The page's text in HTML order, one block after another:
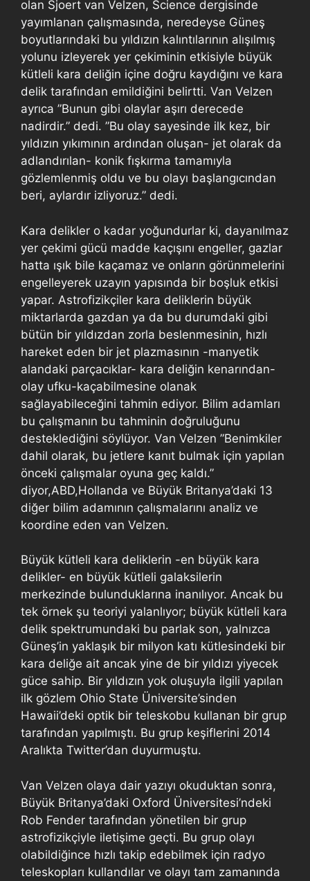
olan Sjoert van Velzen, Science dergisinde
yayımlanan çalışmasında, neredeyse Güneş
boyutlarındaki bu yıldızın kalıntılarının alışılmış
yolunu izleyerek yer çekiminin etkisiyle büyük
kütleli kara deliğin içine doğru kaydığını ve kara
delik tarafından emildiğini belirtti. Van Velzen
ayrıca ”Bunun gibi olaylar aşırı derecede
nadirdir.” dedi. ”Bu olay sayesinde ilk kez, bir
yıldızın yıkımının ardından oluşan- jet olarak da
adlandırılan- konik fışkırma tamamıyla
gözlemlenmiş oldu ve bu olayı başlangıcından
beri, aylardır izliyoruz.” dedi.
Kara delikler o kadar yoğundurlar ki, dayanılmaz
yer çekimi gücü madde kaçışını engeller, gazlar
hatta ışık bile kaçamaz ve onların görünmelerini
engelleyerek uzayın yapısında bir boşluk etkisi
yapar. Astrofizikçiler kara deliklerin büyük
miktarlarda gazdan ya da bu durumdaki gibi
bütün bir yıldızdan zorla beslenmesinin, hızlı
hareket eden bir jet plazmasının -manyetik
alandaki parçacıklar- kara deliğin kenarından-
olay ufku-kaçabilmesine olanak
sağlayabileceğini tahmin ediyor. Bilim adamları
bu çalışmanın bu tahminin doğruluğunu
desteklediğini söylüyor. Van Velzen ”Benimkiler
dahil olarak, bu jetlere kanıt bulmak için yapılan
önceki çalışmalar oyuna geç kaldı.”
diyor,ABD,Hollanda ve Büyük Britanya’daki 13
diğer bilim adamının çalışmalarını analiz ve
koordine eden van Velzen.
Büyük kütleli kara deliklerin -en büyük kara
delikler- en büyük kütleli galaksilerin
merkezinde bulunduklarına inanılıyor. Ancak bu
tek örnek şu teoriyi yalanlıyor; büyük kütleli kara
delik spektrumundaki bu parlak son, yalnızca
Güneş’in yaklaşık bir milyon katı kütlesindeki bir
kara deliğe ait ancak yine de bir yıldızı yiyecek
güce sahip. Bir yıldızın yok oluşuyla ilgili yapılan
ilk gözlem Ohio State Üniversite’sinden
Hawaii’deki optik bir teleskobu kullanan bir grup
tarafından yapılmıştı. Bu grup keşiflerini 2014
Aralıkta Twitter’dan duyurmuştu.
Van Velzen olaya dair yazıyı okuduktan sonra,
Büyük Britanya’daki Oxford Üniversitesi’ndeki
Rob Fender tarafından yönetilen bir grup
astrofizikçiyle iletişime geçti. Bu grup olayı
olabildiğince hızlı takip edebilmek için radyo
teleskopları kullandılar ve olayı tam zamanında